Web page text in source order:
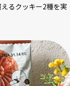
るクッキー2種を実